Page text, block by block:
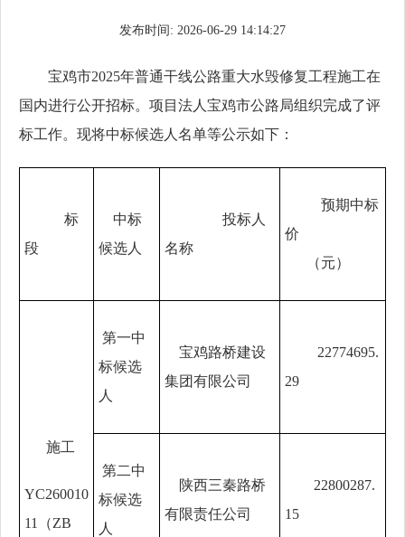
发布时间: 2026-06-29 14:14:27
宝鸡市2025年普通干线公路重大水毁修复工程施工在
国内进行公开招标。项目法人宝鸡市公路局组织完成了评
标工作。现将中标候选人名单等公示如下：
标
段
中标
候选人
投标人
名称
预期中标
价
（元）
施工
YC260010
11（ZB
第一中
标候选
人
宝鸡路桥建设
集团有限公司
22774695.
29
第二中
标候选
人
陕西三秦路桥
有限责任公司
22800287.
15